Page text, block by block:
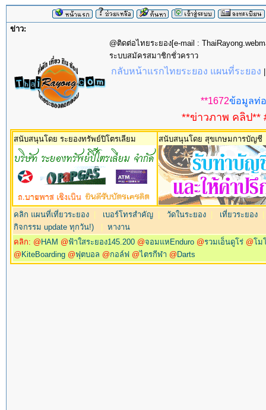
ข่าว:
@ติดต่อไทยระยอง[e-mail :
ระบบสมัครสมาชิกชั่วคราว
กลับหน้าแรกไทยระยอง แผนที่ระยอง
**1672ข้อมูลท่
**ข่าวภาพ คลิป**
สนับสนุนโดย ระยองทรัพย์ปิโตรเลียม สนับสนุนโดย สุขเกษมการบัญชี
คลิก แผนที่เที่ยวระยอง เบอร์โทรสำคัญ วัดในระยอง เที่ยวระยอง
กิจกรรม update ทุกวัน!) |หางาน
คลิก: @ HAM @ฟ้าใสระยอง145.200 @จอมแหEnduro @รวมเอ็นดูโร่ @โม
@ KiteBoarding @ฟุตบอล @กอล์ฟ @ไตรกีฬา @ Darts